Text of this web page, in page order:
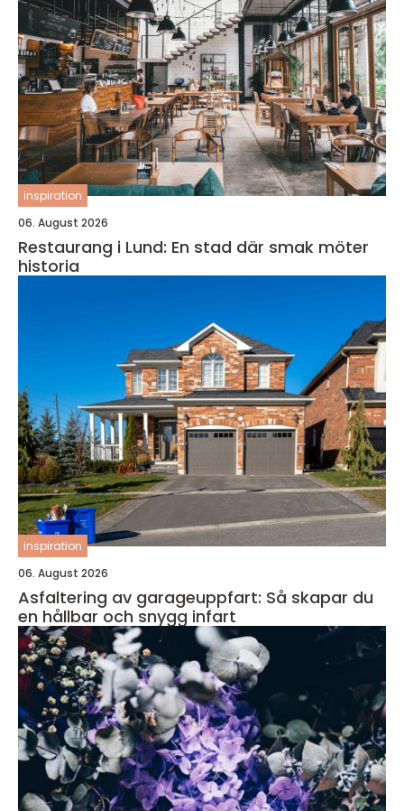
inspiration
06. August 2026
Restaurang i Lund: En stad där smak möter
historia
inspiration
06. August 2026
Asfaltering av garageuppfart: Så skapar du
en hållbar och snygg infart